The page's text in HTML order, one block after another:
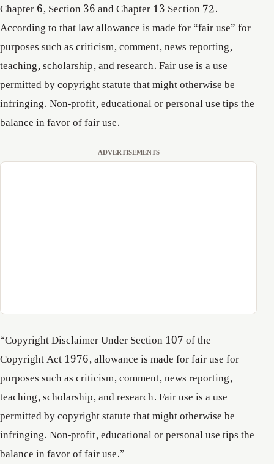
Chapter 6, Section 36 and Chapter 13 Section 72.
According to that law allowance is made for “fair use” for
purposes such as criticism, comment, news reporting,
teaching, scholarship, and research. Fair use is a use
permitted by copyright statute that might otherwise be
infringing. Non-profit, educational or personal use tips the
balance in favor of fair use.
ADVERTISEMENTS
“Copyright Disclaimer Under Section 107 of the
Copyright Act 1976, allowance is made for fair use for
purposes such as criticism, comment, news reporting,
teaching, scholarship, and research. Fair use is a use
permitted by copyright statute that might otherwise be
infringing. Non-profit, educational or personal use tips the
balance in favor of fair use.”